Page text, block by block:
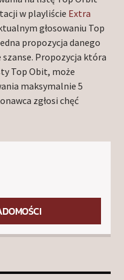
w playliście Extra
głosowaniu Top
propozycja danego
szanse. Propozycja która
Top Obit, może
maksymalnie 5
zgłosi chęć